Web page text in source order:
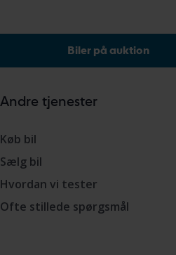
Biler på auktion
Andre tjenester
Køb bil
Sælg bil
Hvordan vi tester
Ofte stillede spørgsmål